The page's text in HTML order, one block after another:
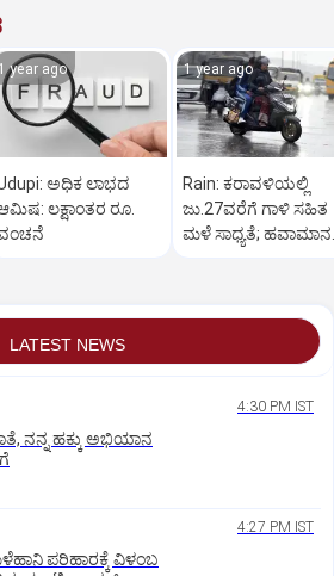
1 year ago
ಅಧಿಕ ಲಾಭದ
ಲಕ್ಷಾಂತರ ರೂ.
1 year ago
Rain: ಕರಾವಳಿಯಲ್ಲಿ
ಜು.27ವರೆಗೆ ಗಾಳಿ ಸಹಿತ
ಮಳೆ ಸಾಧ್ಯತೆ; ಹವಾಮಾನ
LATEST NEWS
4:30 PM IST
ನನ್ನ ಹಕ್ಕು ಅಭಿಯಾನ
4:27 PM IST
ಪರಿಹಾರಕ್ಕೆ ವಿಳಂಬ